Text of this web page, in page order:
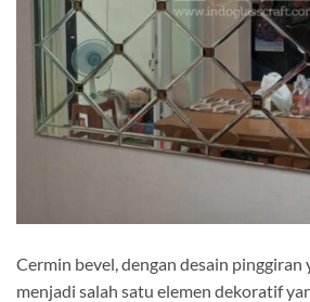
Cermin bevel, dengan desain pinggiran
menjadi salah satu elemen dekoratif